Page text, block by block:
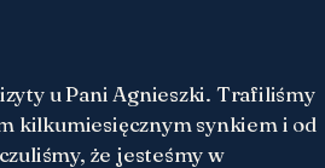
u Pani Agnieszki. Trafiliśmy
kilkumiesięcznym synkiem i od
że jesteśmy w